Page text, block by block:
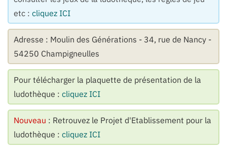
etc : cliquez ICI
Adresse : Moulin des Générations - 34, rue de Nancy -
54250 Champigneulles
Pour télécharger la plaquette de présentation de la
ludothèque : cliquez ICI
Nouveau : Retrouvez le Projet d'Etablissement pour la
ludothèque : cliquez ICI